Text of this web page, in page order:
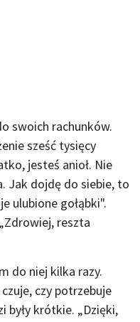
swoich rachunków.
sześć tysięcy
jesteś anioł. Nie
Jak dojdę do siebie, to
ulubione gołąbki".
reszta
do niej kilka razy.
czy potrzebuje
były krótkie. „Dzięki,